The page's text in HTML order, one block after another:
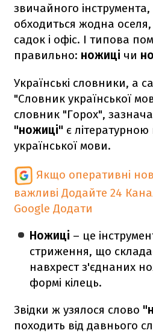
звичайного
обходиться жодна
садок і офіс. І типова
правильно: ножиці чи
Українські словники, а
"Словник української
словник "Горох",
"ножиці" є
української мови.
Якщо оперативні
важливі Додайте 24
Google Додати
Ножиці – це
стриження, що
навхрест з'єднаних
формі кілець.
Звідки ж узялося слово
походить від давнього